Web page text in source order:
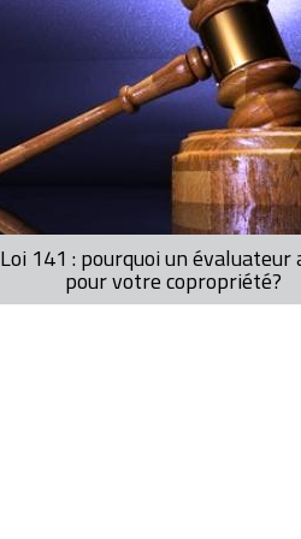
Loi 141 : pourquoi un évaluateur
pour votre copropriété?